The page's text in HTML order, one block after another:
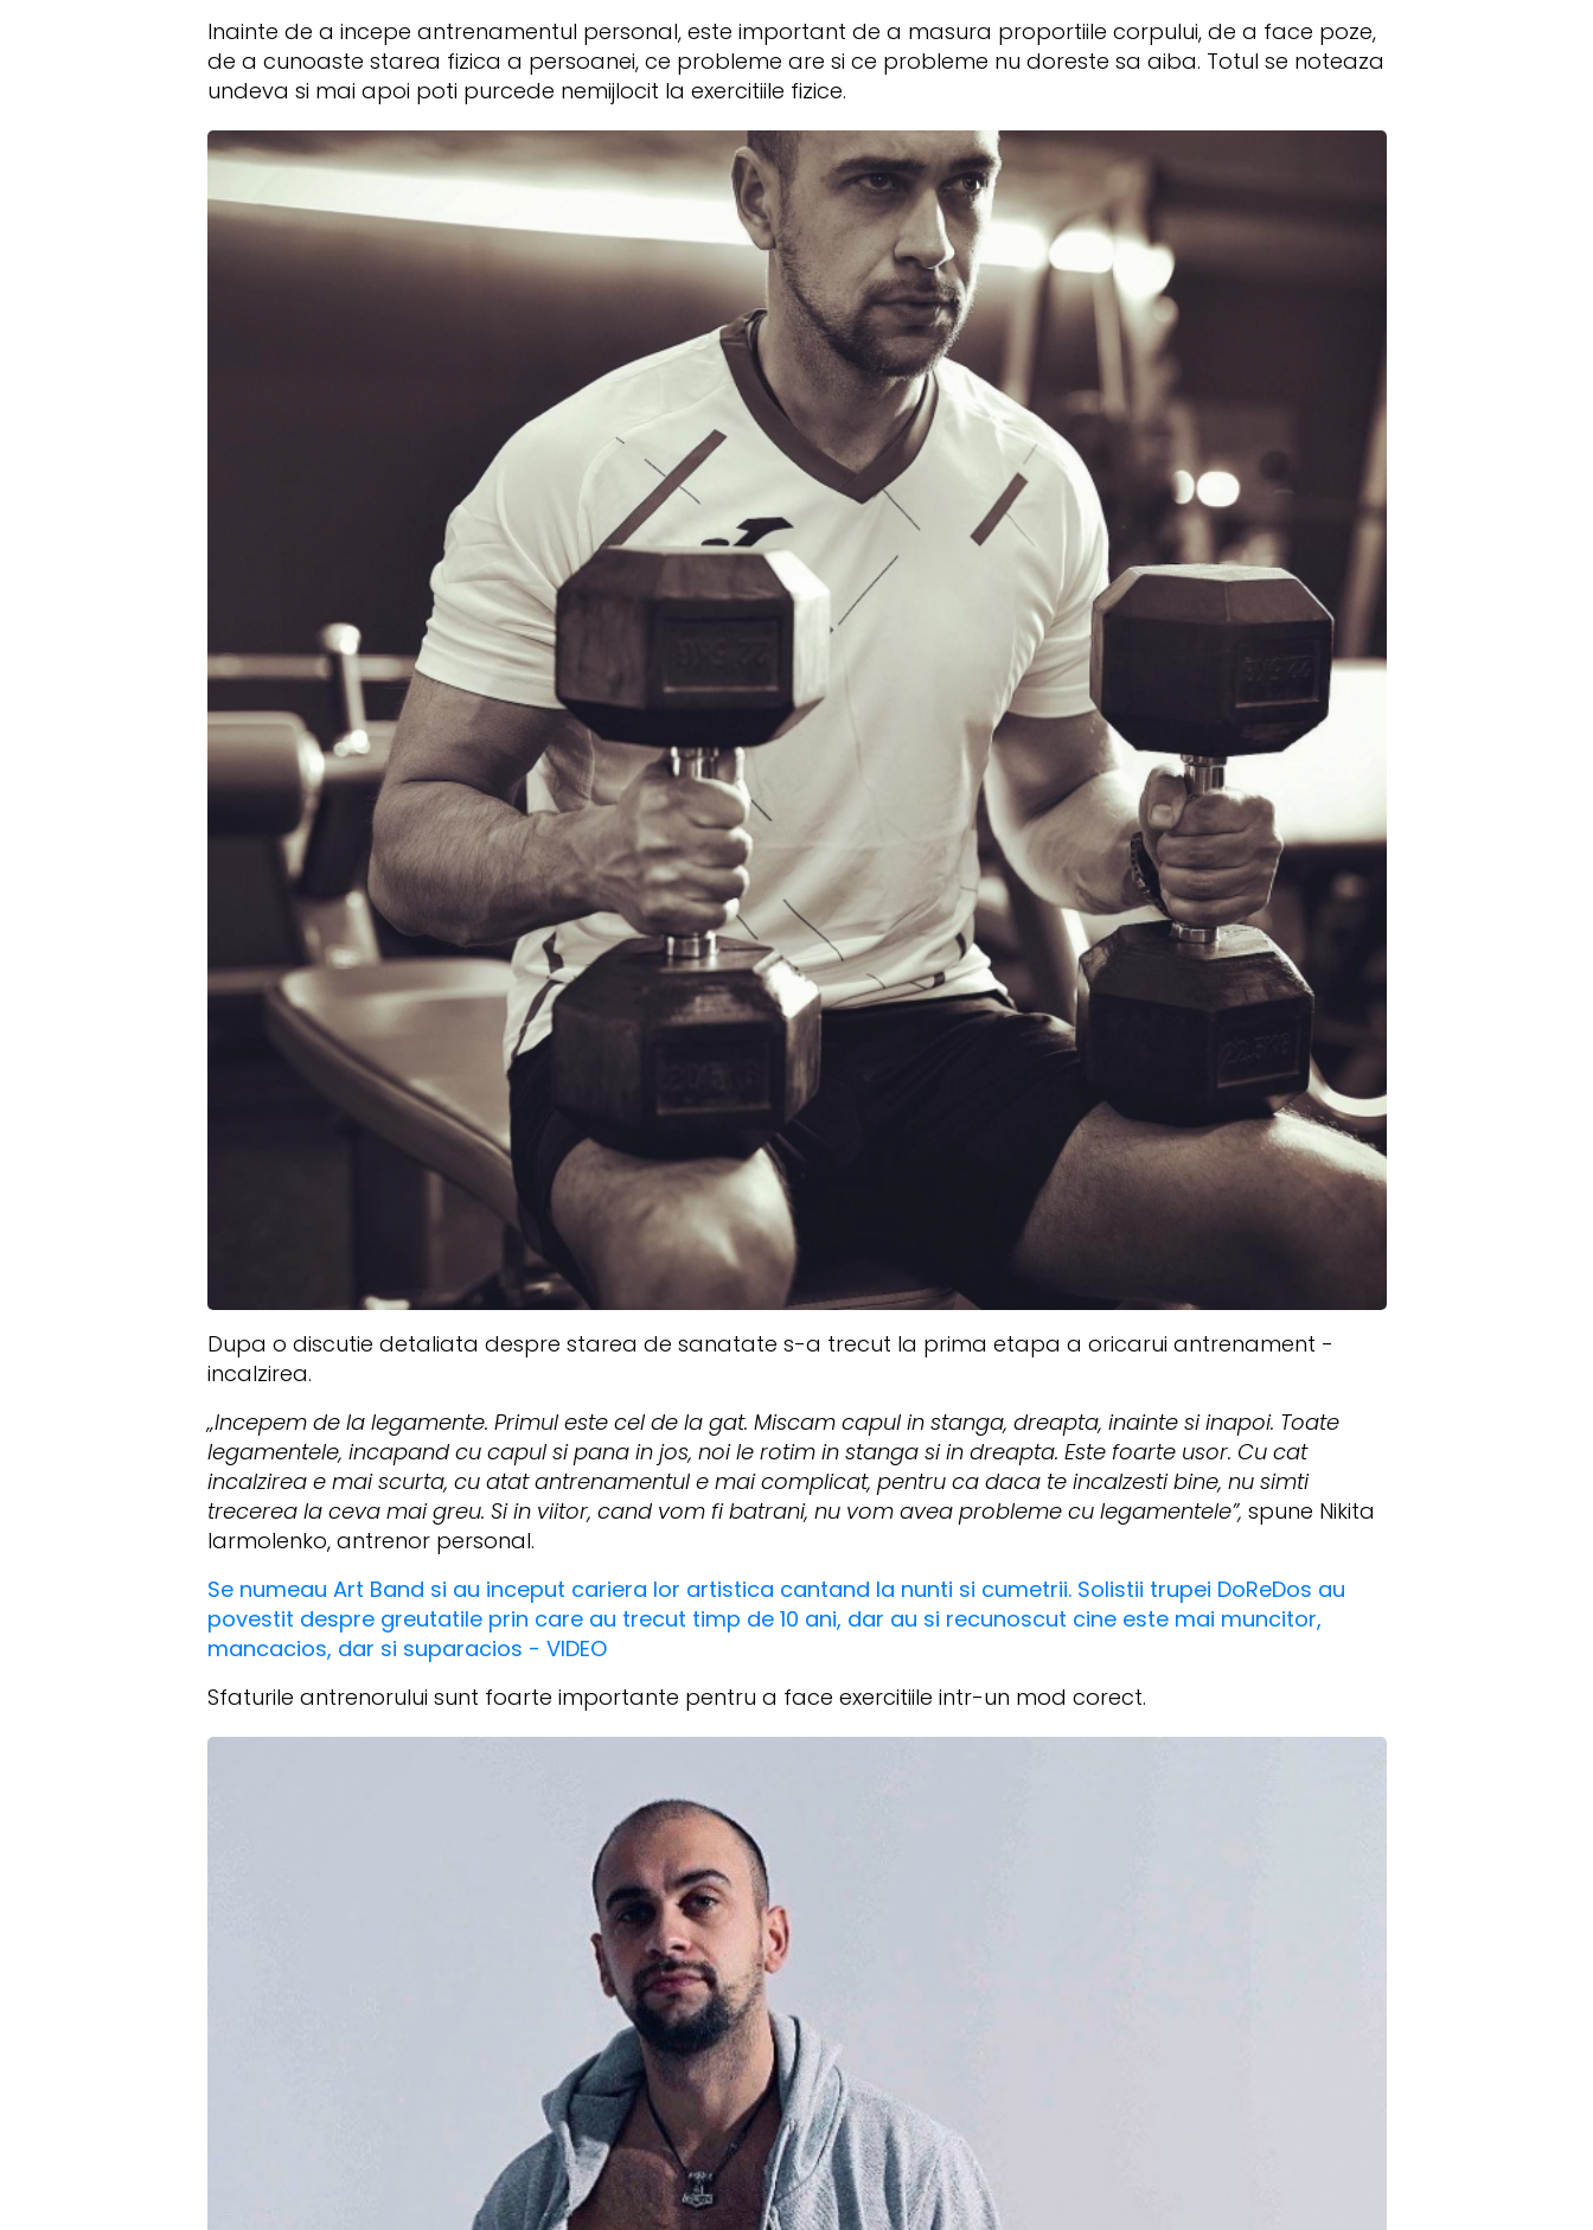
Inainte de a incepe antrenamentul personal, este important de a masura proportiile corpului, de a face poze,
de a cunoaste starea fizica a persoanei, ce probleme are si ce probleme nu doreste sa aiba. Totul se noteaza
undeva si mai apoi poti purcede nemijlocit la exercitiile fizice.
Dupa o discutie detaliata despre starea de sanatate s-a trecut la prima etapa a oricarui antrenament -
incalzirea.
„Incepem de la legamente. Primul este cel de la gat. Miscam capul in stanga, dreapta, inainte si inapoi. Toate
legamentele, incapand cu capul si pana in jos, noi le rotim in stanga si in dreapta. Este foarte usor. Cu cat
incalzirea e mai scurta, cu atat antrenamentul e mai complicat, pentru ca daca te incalzesti bine, nu simti
trecerea la ceva mai greu. Si in viitor, cand vom fi batrani, nu vom avea probleme cu legamentele”, spune Nikita
Iarmolenko, antrenor personal.
Se numeau Art Band si au inceput cariera lor artistica cantand la nunti si cumetrii. Solistii trupei DoReDos au
povestit despre greutatile prin care au trecut timp de 10 ani, dar au si recunoscut cine este mai muncitor,
mancacios, dar si suparacios - VIDEO
Sfaturile antrenorului sunt foarte importante pentru a face exercitiile intr-un mod corect.